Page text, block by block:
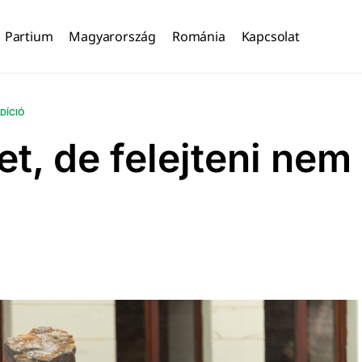
Partium Magyarország Románia Kapcsolat
de felejteni nem